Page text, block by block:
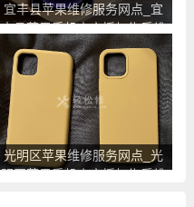
宜丰县苹果维修服务网点_宜
丰县苹果手机官方授权售后维
修中心地址电话
光明区苹果维修服务网点_光
明区苹果手机官方授权售后维